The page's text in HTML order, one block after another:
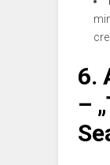
6.
–